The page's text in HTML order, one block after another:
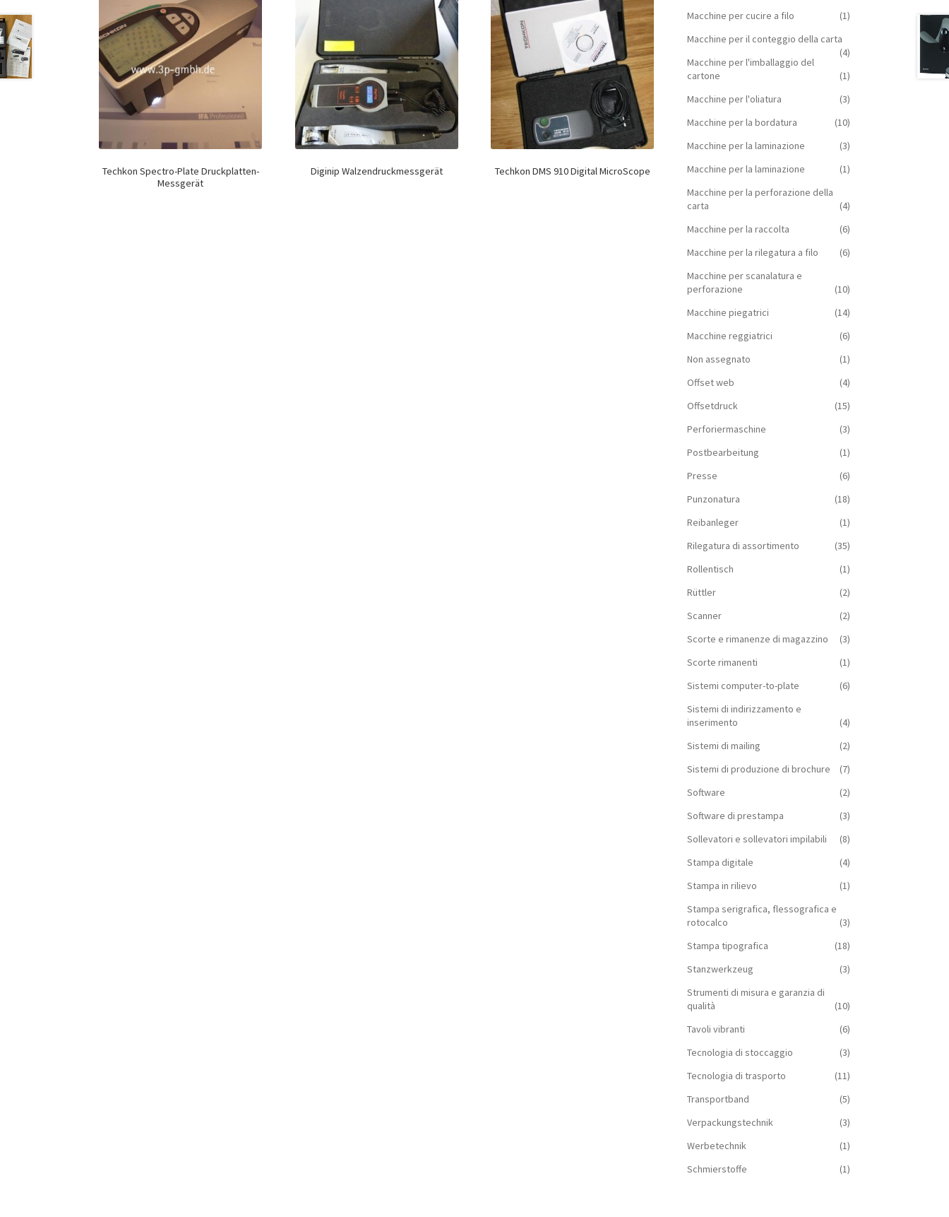
Techkon Spectro-Plate Druckplatten-
Messgerät
Diginip Walzendruckmessgerät Techkon DMS 910 Digital MicroScope
Macchine per cucire a filo
(1)
Macchine per il conteggio della carta
(4)
Macchine per l'imballaggio del
cartone
(1)
Macchine per l'oliatura
(3)
Macchine per la bordatura
(10)
Macchine per la laminazione
(3)
Macchine per la laminazione
(1)
Macchine per la perforazione della
carta
(4)
Macchine per la raccolta
(6)
Macchine per la rilegatura a filo
(6)
Macchine per scanalatura e
perforazione
(10)
Macchine piegatrici
(14)
Macchine reggiatrici
(6)
Non assegnato
(1)
Offset web
(4)
Offsetdruck
(15)
Perforiermaschine
(3)
Postbearbeitung
(1)
Presse
(6)
Punzonatura
(18)
Reibanleger
(1)
Rilegatura di assortimento
(35)
Rollentisch
(1)
Rüttler
(2)
Scanner
(2)
Scorte e rimanenze di magazzino
(3)
Scorte rimanenti
(1)
Sistemi computer-to-plate
(6)
Sistemi di indirizzamento e
inserimento
(4)
Sistemi di mailing
(2)
Sistemi di produzione di brochure
(7)
Software
(2)
Software di prestampa
(3)
Sollevatori e sollevatori impilabili
(8)
Stampa digitale
(4)
Stampa in rilievo
(1)
Stampa serigrafica, flessografica e
rotocalco
(3)
Stampa tipografica
(18)
Stanzwerkzeug
(3)
Strumenti di misura e garanzia di
qualità
(10)
Tavoli vibranti
(6)
Tecnologia di stoccaggio
(3)
Tecnologia di trasporto
(11)
Transportband
(5)
Verpackungstechnik
(3)
Werbetechnik
(1)
Schmierstoffe
(1)